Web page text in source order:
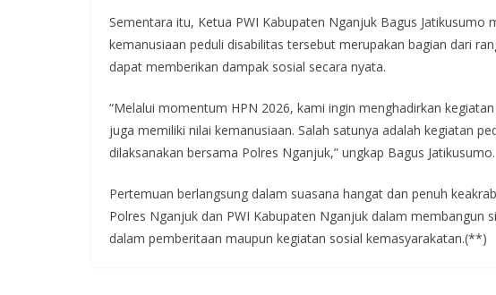
Sementara itu, Ketua PWI Kabupaten Nganjuk Bagus Jatikusumo
kemanusiaan peduli disabilitas tersebut merupakan bagian dari
dapat memberikan dampak sosial secara nyata.
“Melalui momentum HPN 2026, kami ingin menghadirkan
juga memiliki nilai kemanusiaan. Salah satunya adalah kegiatan
dilaksanakan bersama Polres Nganjuk,” ungkap Bagus Jatikusumo.
Pertemuan berlangsung dalam suasana hangat dan penuh
Polres Nganjuk dan PWI Kabupaten Nganjuk dalam membangun
dalam pemberitaan maupun kegiatan sosial kemasyarakatan.(**)